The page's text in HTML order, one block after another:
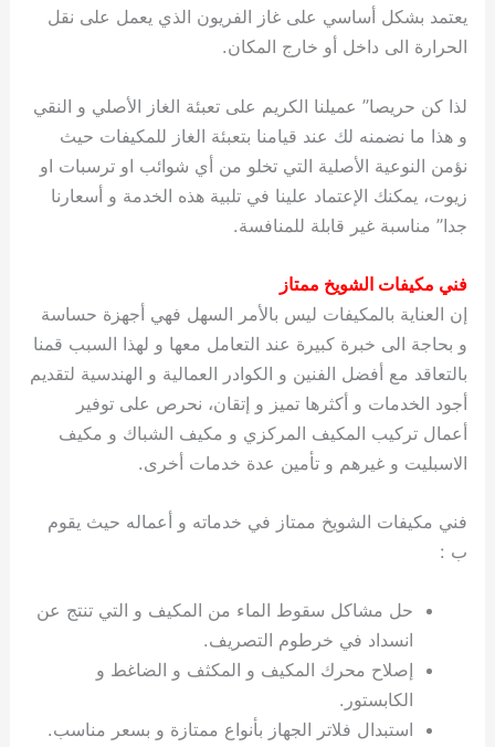
يعتمد بشكل أساسي على غاز الفريون الذي يعمل على نقل
الحرارة الى داخل أو خارج المكان.
لذا كن حريصا” عميلنا الكريم على تعبئة الغاز الأصلي و النقي
و هذا ما نضمنه لك عند قيامنا بتعبئة الغاز للمكيفات حيث
نؤمن النوعية الأصلية التي تخلو من أي شوائب او ترسبات او
زيوت، يمكنك الإعتماد علينا في تلبية هذه الخدمة و أسعارنا
جدا” مناسبة غير قابلة للمنافسة.
فني مكيفات الشويخ ممتاز
إن العناية بالمكيفات ليس بالأمر السهل فهي أجهزة حساسة
و بحاجة الى خبرة كبيرة عند التعامل معها و لهذا السبب قمنا
بالتعاقد مع أفضل الفنين و الكوادر العمالية و الهندسية لتقديم
أجود الخدمات و أكثرها تميز و إتقان، نحرص على توفير
أعمال تركيب المكيف المركزي و مكيف الشباك و مكيف
الاسبليت و غيرهم و تأمين عدة خدمات أخرى.
فني مكيفات الشويخ ممتاز في خدماته و أعماله حيث يقوم
ب :
حل مشاكل سقوط الماء من المكيف و التي تنتج عن
انسداد في خرطوم التصريف.
إصلاح محرك المكيف و المكثف و الضاغط و
الكابستور.
استبدال فلاتر الجهاز بأنواع ممتازة و بسعر مناسب.